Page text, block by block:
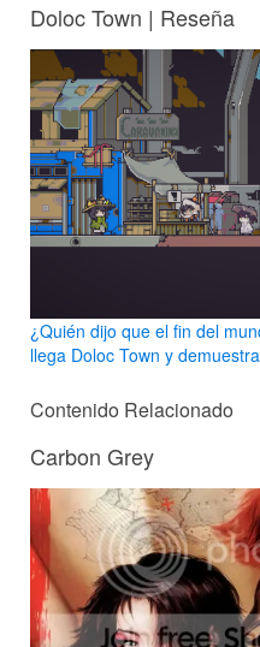
Doloc Town | Reseña
¿Quién dijo que el fin del
llega Doloc Town y
Contenido Relacionado
Carbon Grey